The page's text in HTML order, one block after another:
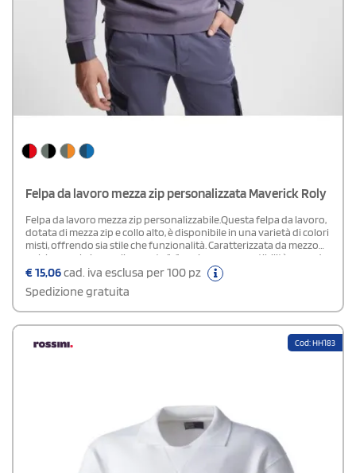
Felpa da lavoro mezza zip personalizzata Maverick Roly
Felpa da lavoro mezza zip personalizzabile.Questa felpa da lavoro,
dotata di mezza zip e collo alto, è disponibile in una varietà di colori
misti, offrendo sia stile che funzionalità. Caratterizzata da mezzo
polsino e orlo in maglia a coste 1x1, assicura una vestibilità comoda
e adattabile a diverse attività lavorative. Le cuciture sono
rinforzate all'interno del collo per una maggiore durata, mentre le
spalle e i dettagli a contrasto aggiungono un tocco di design
unico. La composizione del materiale è equilibrata tra cotone (50%)
e poliestere (50%), con pile trapuntato che offre calore e comfort.
personalizzazione della felpa, permettendo di apporre loghi
€15,06cad. iva esclusa per 100 pz
Spedizione gratuita
Cod: HH183